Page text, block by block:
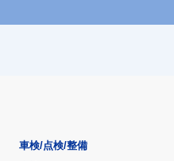
車検/点検/整備